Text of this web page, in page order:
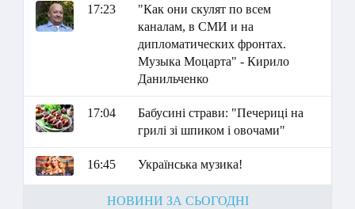
17:23
"Как они скулят по всем
каналам, в СМИ и на
дипломатических фронтах.
Музыка Моцарта" - Кирило
Данильченко
17:04
Бабусині страви: "Печериці на
грилі зі шпиком і овочами"
16:45 Українська музика!
НОВИНИ ЗА СЬОГОДНІ